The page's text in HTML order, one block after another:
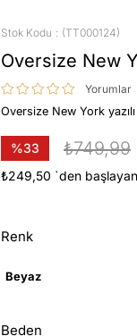
Stok Kodu (TT000124)
Oversize New
Yorumlar
Oversize New York
%33
İndirim
₺749,99
₺249,50 `den
Renk
Beyaz
Beden